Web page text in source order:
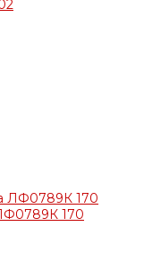
170